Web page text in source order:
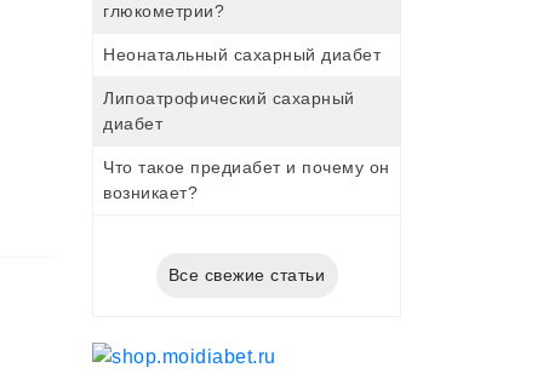
глюкометрии?
Неонатальный сахарный диабет
Липоатрофический сахарный
диабет
Что такое предиабет и почему он
возникает?
Все свежие статьи